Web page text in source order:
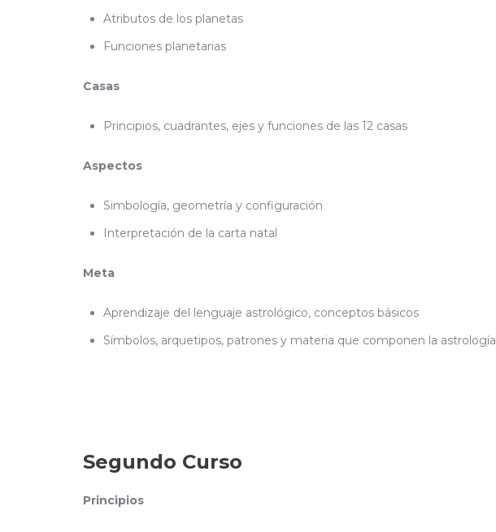
Atributos de los planetas
Funciones planetarias
Casas
Principios, cuadrantes, ejes y funciones de las 12 casas
Aspectos
Simbología, geometría y configuración
Interpretación de la carta natal
Meta
Aprendizaje del lenguaje astrológico, conceptos básicos
Símbolos, arquetipos, patrones y materia que componen la astrología
Segundo Curso
Principios